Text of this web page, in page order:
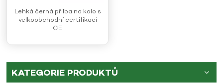
Lehká černá přilba na kolo s
velkoobchodní certifikací
CE
KATEGORIE PRODUKTŮ